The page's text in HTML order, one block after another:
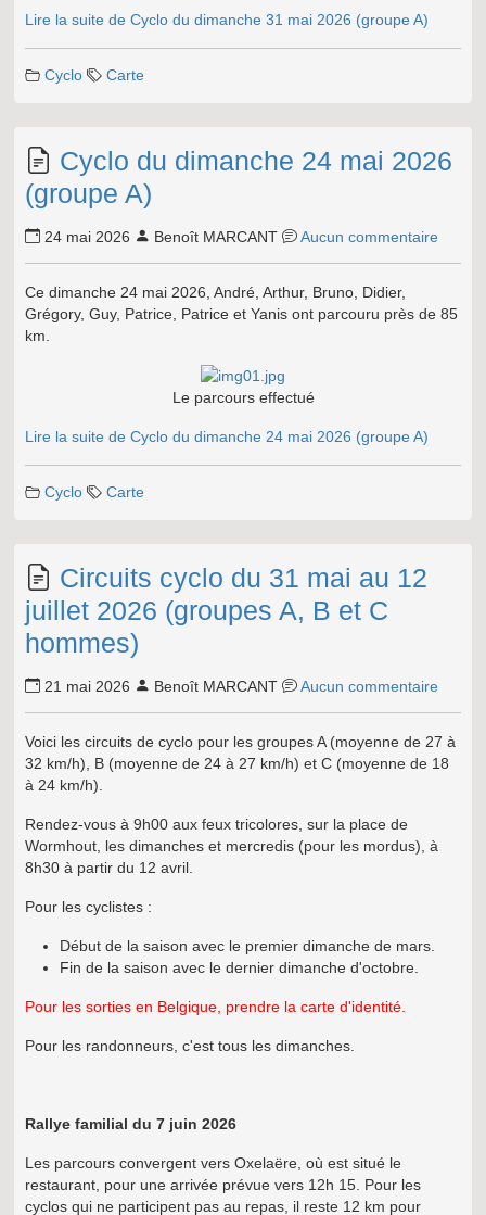
Lire la suite de Cyclo du dimanche 31 mai 2026 (groupe A)
Cyclo Carte
Cyclo du dimanche 24 mai 2026
(groupe A)
24 mai 2026 Benoît MARCANT Aucun commentaire
Ce dimanche 24 mai 2026, André, Arthur, Bruno, Didier,
Grégory, Guy, Patrice, Patrice et Yanis ont parcouru près de 85
km.
Le parcours effectué
Lire la suite de Cyclo du dimanche 24 mai 2026 (groupe A)
Cyclo Carte
Circuits cyclo du 31 mai au 12
juillet 2026 (groupes A, B et C
hommes)
21 mai 2026 Benoît MARCANT Aucun commentaire
Voici les circuits de cyclo pour les groupes A (moyenne de 27 à
32 km/h), B (moyenne de 24 à 27 km/h) et C (moyenne de 18
à 24 km/h).
Rendez-vous à 9h00 aux feux tricolores, sur la place de
Wormhout, les dimanches et mercredis (pour les mordus), à
8h30 à partir du 12 avril.
Pour les cyclistes :
Début de la saison avec le premier dimanche de mars.
Fin de la saison avec le dernier dimanche d'octobre.
Pour les sorties en Belgique, prendre la carte d'identité.
Pour les randonneurs, c'est tous les dimanches.
Rallye familial du 7 juin 2026
Les parcours convergent vers Oxelaëre, où est situé le
restaurant, pour une arrivée prévue vers 12h 15. Pour les
cyclos qui ne participent pas au repas, il reste 12 km pour